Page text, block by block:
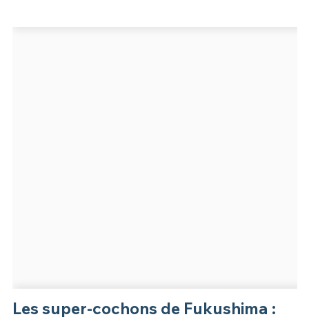
Les super-cochons de Fukushima :